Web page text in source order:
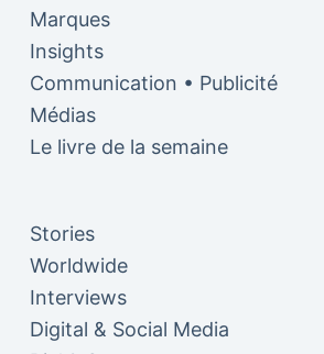
Marques
Insights
Communication • Publicité
Médias
Le livre de la semaine
Stories
Worldwide
Interviews
Digital & Social Media